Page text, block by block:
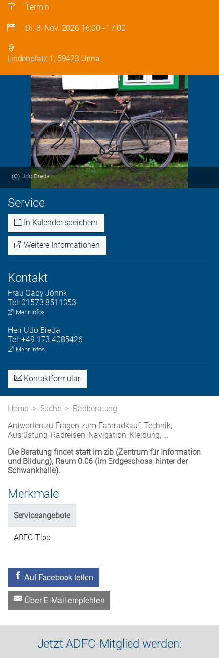
Termin
Di. 3. Nov. 2026 16:00 - 17:00
Lindenplatz 1, 59423 Unna
(C) Udo Breda
Service
In Kalender speichern
Weitere Informationen
Kontakt
Frau Gaby Jöhnk
Tel: 01573 8511353
Mehr Infos
Herr Udo Breda
Tel: +49 173 4085426
Mehr Infos
Kontaktformular
Home Suche
Radberatung
Antworten zu Fragen zum Fahrradkauf, Technik,
Ausrüstung, Radreisen, Navigation, Kleidung, …
Die Beratung findet statt im zib (Zentrum für Information
und Bildung), Raum 0.06 (im Erdgeschoss, hinter der
Schwankhalle).
Merkmale
Serviceangebote
ADFC-Tipp
Auf Facebook teilen
Über E-Mail empfehlen
Jetzt ADFC-Mitglied werden: